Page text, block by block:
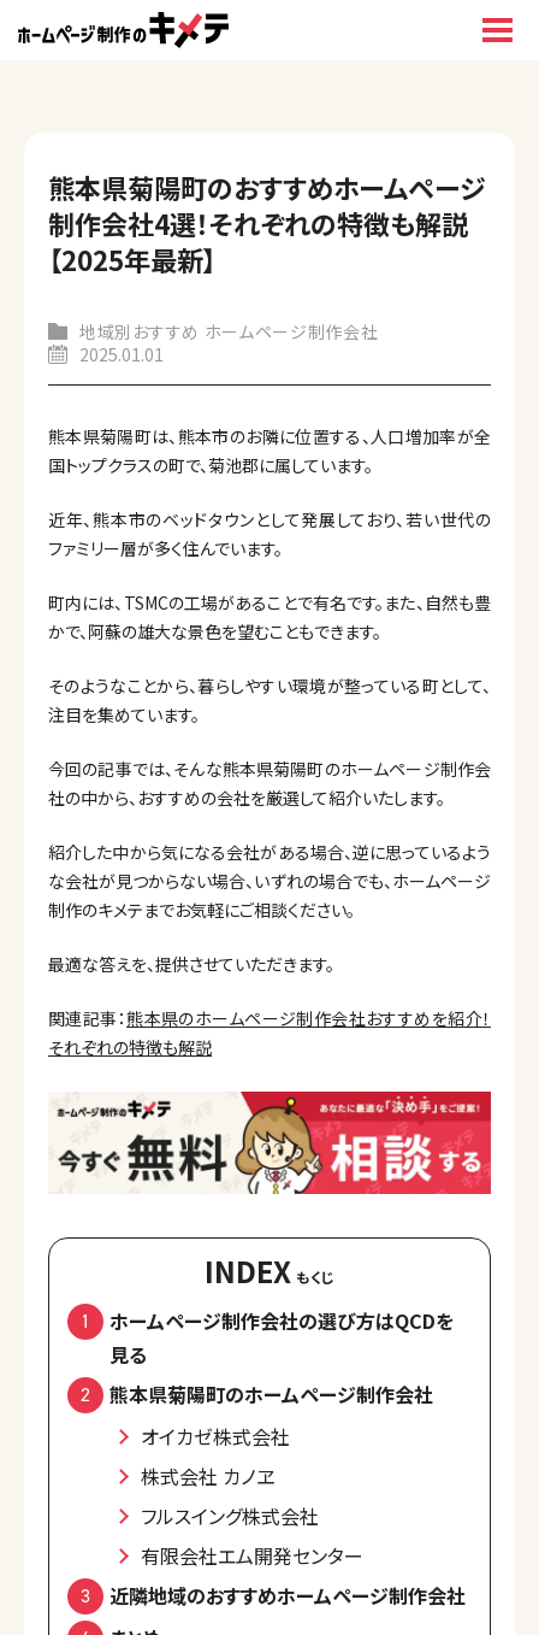
熊本県菊陽町のおすすめホームページ
制作会社4選！それぞれの特徴も解説
【2025年最新】
地域別おすすめ ホームページ制作会社
2025.01.01
熊本県菊陽町は、熊本市のお隣に位置する、人口増加率が全
国トップクラスの町で、菊池郡に属しています。
近年、熊本市のベッドタウンとして発展しており、若い世代の
ファミリー層が多く住んでいます。
町内には、TSMCの工場があることで有名です。また、自然も豊
かで、阿蘇の雄大な景色を望むこともできます。
そのようなことから、暮らしやすい環境が整っている町として、
注目を集めています。
今回の記事では、そんな熊本県菊陽町のホームページ制作会
社の中から、おすすめの会社を厳選して紹介いたします。
紹介した中から気になる会社がある場合、逆に思っているよう
な会社が見つからない場合、いずれの場合でも、ホームページ
制作のキメテまでお気軽にご相談ください。
最適な答えを、提供させていただきます。
関連記事：熊本県のホームページ制作会社おすすめを紹介！
それぞれの特徴も解説
INDEX
ホームページ制作会社の選び方はQCDを
見る
熊本県菊陽町のホームページ制作会社
オイカゼ株式会社
株式会社 カノヱ
フルスイング株式会社
有限会社エム開発センター
近隣地域のおすすめホームページ制作会社